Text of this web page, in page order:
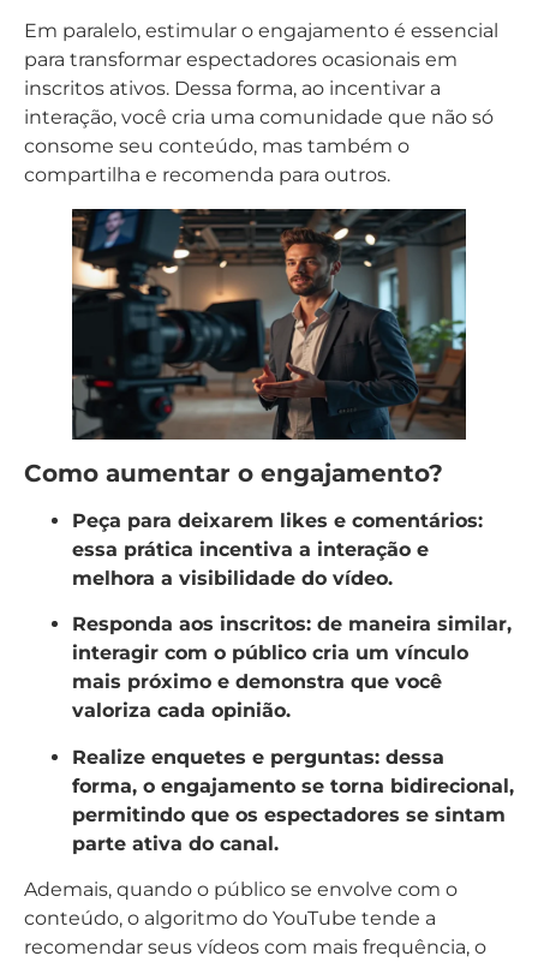
Em paralelo, estimular o engajamento é essencial
para transformar espectadores ocasionais em
inscritos ativos. Dessa forma, ao incentivar a
interação, você cria uma comunidade que não só
consome seu conteúdo, mas também o
compartilha e recomenda para outros.
Como aumentar o engajamento?
Peça para deixarem likes e comentários:
essa prática incentiva a interação e
melhora a visibilidade do vídeo.
Responda aos inscritos: de maneira similar,
interagir com o público cria um vínculo
mais próximo e demonstra que você
valoriza cada opinião.
Realize enquetes e perguntas: dessa
forma, o engajamento se torna bidirecional,
permitindo que os espectadores se sintam
parte ativa do canal.
Ademais, quando o público se envolve com o
conteúdo, o algoritmo do YouTube tende a
recomendar seus vídeos com mais frequência, o